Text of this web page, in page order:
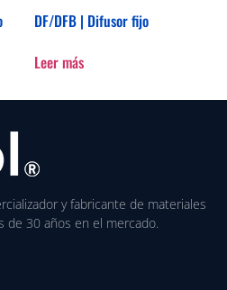
DF/DFB | Difusor fijo
Leer más
y fabricante de materiales
de 30 años en el mercado.